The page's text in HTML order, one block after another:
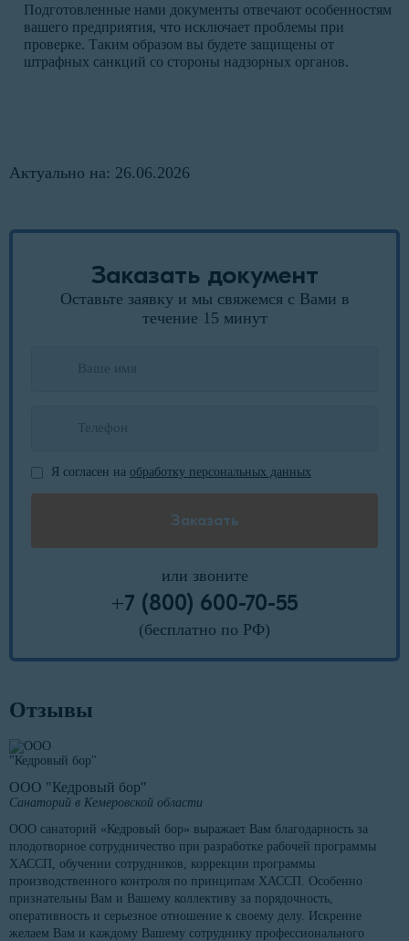
Подготовленные нами документы отвечают особенностям
вашего предприятия, что исключает проблемы при
проверке. Таким образом вы будете защищены от
штрафных санкций со стороны надзорных органов.
Актуально на: 26.06.2026
Заказать документ
Оставьте заявку и мы свяжемся с Вами в
течение 15 минут
Я согласен на обработку персональных данных
или звоните
+7 (800) 600-70-55
(бесплатно по РФ)
Отзывы
ООО "Кедровый бор"
Санаторий в Кемеровской области
ООО санаторий «Кедровый бор» выражает Вам благодарность за
плодотворное сотрудничество при разработке рабочей программы
ХАССП, обучении сотрудников, коррекции программы
производственного контроля по принципам ХАССП. Особенно
признательны Вам и Вашему коллективу за порядочность,
оперативность и серьезное отношение к своему делу. Искренне
желаем Вам и каждому Вашему сотруднику профессионального